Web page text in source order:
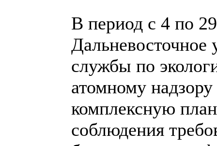
В период с 4 по
Дальневосточное
службы по
атомному
комплексную
соблюдения